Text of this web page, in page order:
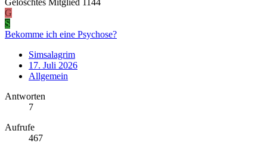
Gelöschtes Mitglied 1144
G
S
Bekomme ich eine Psychose?
Simsalagrim
17. Juli 2026
Allgemein
Antworten
7
Aufrufe
467